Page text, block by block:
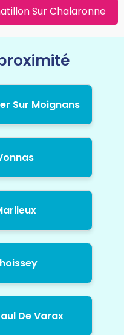
Sur Chalaronne
Sur Moignans
De Varax